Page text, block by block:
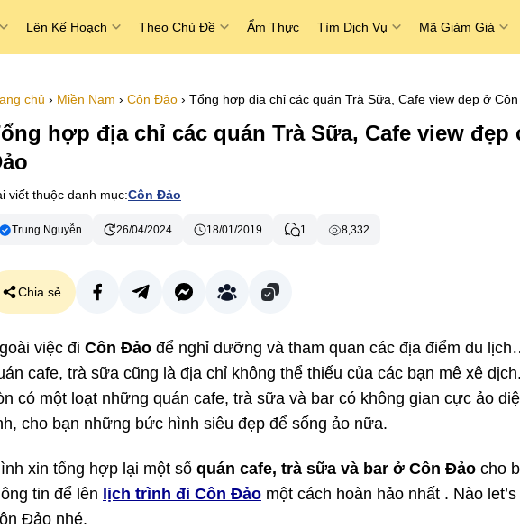
Lên Kế Hoạch Theo Chủ Đề Ẩm Thực Tìm Dịch Vụ Mã Giảm Giá
chủ › Miền Nam › Côn Đảo › Tổng hợp địa chỉ các quán Trà Sữa, Cafe view đẹp ở
hợp địa chỉ các quán Trà Sữa, Cafe view đẹp
viết thuộc danh mục:Côn Đảo
Trung Nguyễn 26/04/2024 18/01/2019 1 8,332
Chia sẻ
việc đi Côn Đảo để nghỉ dưỡng và tham quan các địa điểm du
cafe, trà sữa cũng là địa chỉ không thể thiếu của các bạn mê xê
có một loạt những quán cafe, trà sữa và bar có không gian cực ảo
cho bạn những bức hình siêu đẹp để sống ảo nữa.
xin tổng hợp lại một số quán cafe, trà sữa và bar ở Côn Đảo cho
tin để lên lịch trình đi Côn Đảo một cách hoàn hảo nhất . Nào
Đảo nhé.